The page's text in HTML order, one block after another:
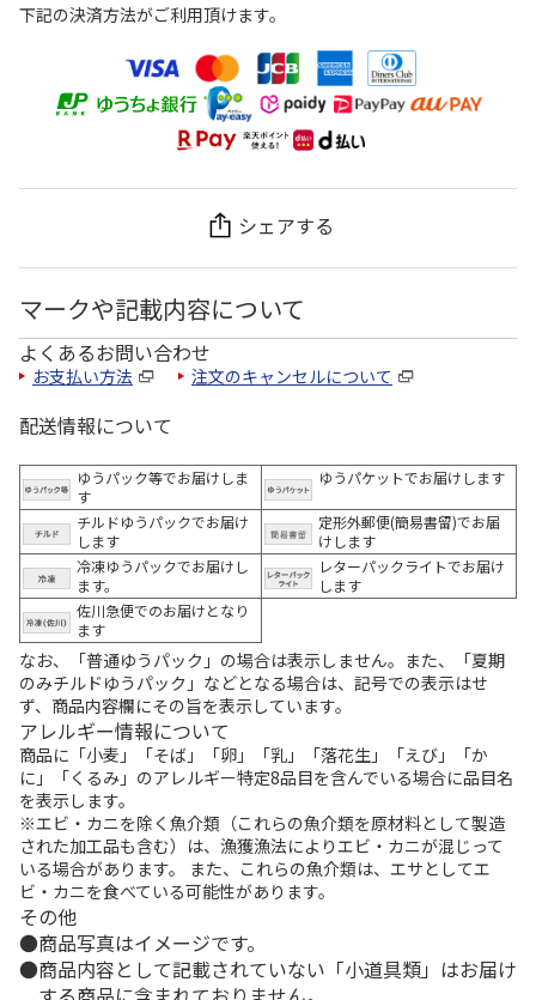
下記の決済方法がご利用頂けます。
シェアする
マークや記載内容について
よくあるお問い合わせ
お支払い方法 注文のキャンセルについて
配送情報について
ゆうパック等でお届けしま
す
ゆうパケットでお届けします
チルドゆうパックでお届け
します
定形外郵便(簡易書留)でお届
けします
冷凍ゆうパックでお届けし
ます。
レターパックライトでお届け
します
佐川急便でのお届けとなり
ます
なお、「普通ゆうパック」の場合は表示しません。また、「夏期
のみチルドゆうパック」などとなる場合は、記号での表示はせ
ず、商品内容欄にその旨を表示しています。
アレルギー情報について
商品に「小麦」「そば」「卵」「乳」「落花生」「えび」「か
に」「くるみ」のアレルギー特定8品目を含んでいる場合に品目名
を表示します。
※エビ・カニを除く魚介類（これらの魚介類を原材料として製造
された加工品も含む）は、漁獲漁法によりエビ・カニが混じって
いる場合があります。 また、これらの魚介類は、エサとしてエ
ビ・カニを食べている可能性があります。
その他
商品写真はイメージです。
商品内容として記載されていない「小道具類」はお届け